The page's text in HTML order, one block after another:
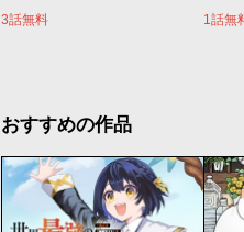
3話無料
1話無
おすすめの作品